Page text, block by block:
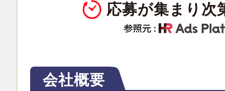
応募が集まり次
会社概要